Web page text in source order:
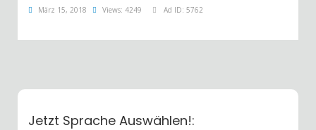
März 15, 2018 Views: 4249 Ad ID: 5762
Jetzt Sprache Auswählen!: